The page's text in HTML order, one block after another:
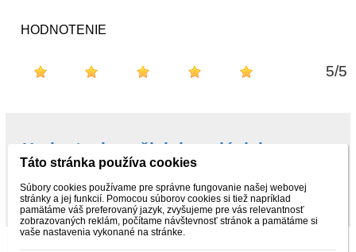
HODNOTENIE
5/5
Hodnotenie našich kupujúcich na
Najnákup.sk
„© 2015 – 2025 ObchodPreTeba.sk - Kvalitné náradie, autodiely a
Táto stránka používa cookies
Súbory cookies používame pre správne fungovanie našej webovej
stránky a jej funkcií. Pomocou súborov cookies si tiež napríklad
pamätáme váš preferovaný jazyk, zvyšujeme pre vás relevantnosť
zobrazovaných reklám, počítame návštevnosť stránok a pamätáme si
vaše nastavenia vykonané na stránke.